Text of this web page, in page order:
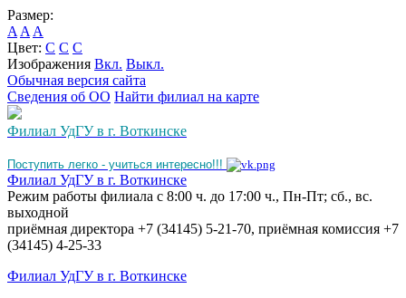
Размер:
A A A
Цвет: C C C
Изображения Вкл. Выкл.
Обычная версия сайта
Сведения об ОО Найти филиал на карте
Филиал УдГУ в г. Воткинске
Поступить легко - учиться интересно!!!
Филиал УдГУ в г. Воткинске
Режим работы филиала с 8:00 ч. до 17:00 ч., Пн-Пт; сб., вс.
выходной
приёмная директора +7 (34145) 5-21-70, приёмная комиссия +7
(34145) 4-25-33
Филиал УдГУ в г. Воткинске